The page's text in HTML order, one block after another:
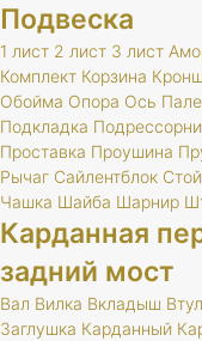
Подвеска
1 лист 2 лист 3 лист
Комплект Корзина
Обойма Опора Ось
Подкладка
Проставка Проушина
Рычаг Сайлентблок
Чашка Шайба Шарнир
Карданная
задний мост
Вал Вилка Вкладыш
Заглушка Карданный